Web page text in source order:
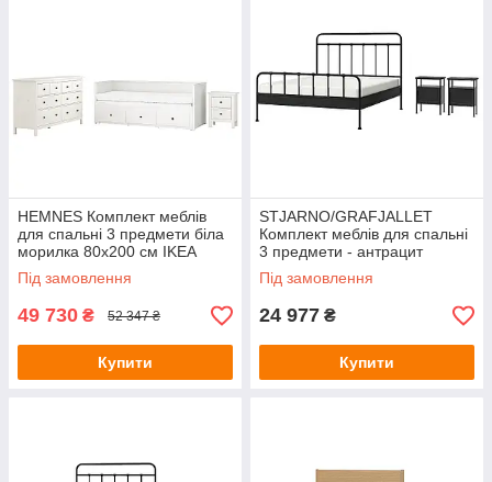
HEMNES Комплект меблів
для спальні 3 предмети біла
морилка 80х200 см IKEA
294.834.27
Під замовлення
49 730 ₴ 52 347 ₴
Купити
STJARNO/GRAFJALLET
Комплект меблів для спальні
3 предмети - антрацит
160х200 см IKEA 995.776.39
Під замовлення
24 977 ₴
Купити